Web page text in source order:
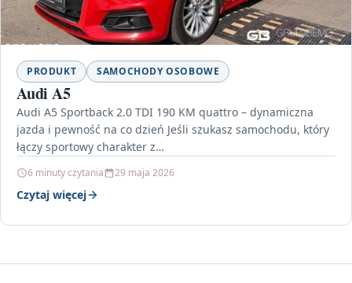
PRODUKT SAMOCHODY OSOBOWE
Audi A5
Audi A5 Sportback 2.0 TDI 190 KM quattro – dynamiczna
jazda i pewność na co dzień Jeśli szukasz samochodu, który
łączy sportowy charakter z…
6 minuty czytania 29 maja 2026
Czytaj więcej